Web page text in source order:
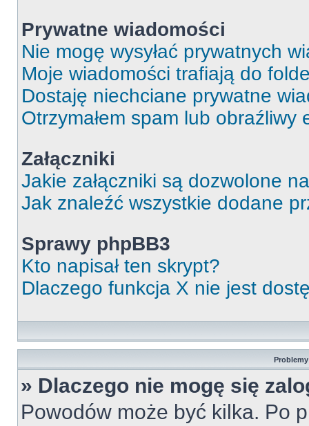
Prywatne wiadomości
Nie mogę wysyłać prywatnych
Moje wiadomości trafiają do
Dostaję niechciane prywatne
Otrzymałem spam lub
Załączniki
Jakie załączniki są dozwolone
Jak znaleźć wszystkie dodane
Sprawy phpBB3
Kto napisał ten skrypt?
Dlaczego funkcja X nie jest
» Dlaczego nie mogę się
Powodów może być kilka. Po